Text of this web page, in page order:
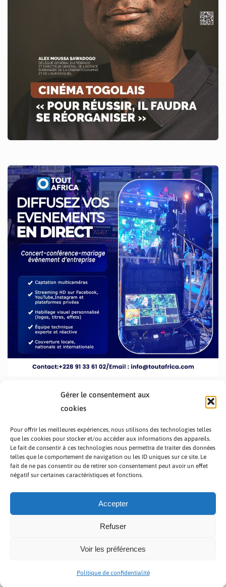
Gérer le consentement aux
cookies
Pour offrir les meilleures expériences, nous utilisons des technologies telles
que les cookies pour stocker et/ou accéder aux informations des appareils.
Le fait de consentir à ces technologies nous permettra de traiter des données
telles que le comportement de navigation ou les ID uniques sur ce site. Le
fait de ne pas consentir ou de retirer son consentement peut avoir un effet
négatif sur certaines caractéristiques et fonctions.
Accepter
Refuser
Voir les préférences
Politique de confidentialité
PRÉSENTATION TOUTAFRICA
A PROPOS
Copyright © 2023 TOUT AFRICA | Made by